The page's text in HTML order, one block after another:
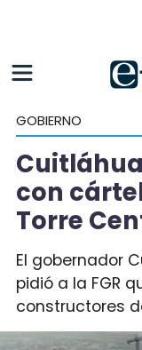
GOBIERNO
con
Torre
El gobernador
pidió a la FGR
constructores